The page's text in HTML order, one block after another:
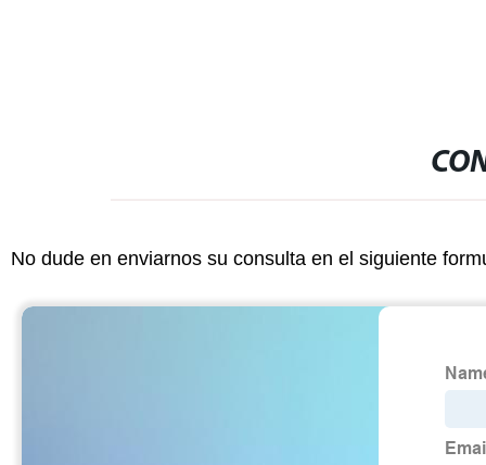
No dude en enviarnos su consulta en el siguiente